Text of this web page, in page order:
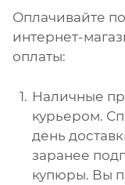
Оплачивайте
интернет-
оплаты:
Наличные
курьером.
день
заранее
купюры. Вы